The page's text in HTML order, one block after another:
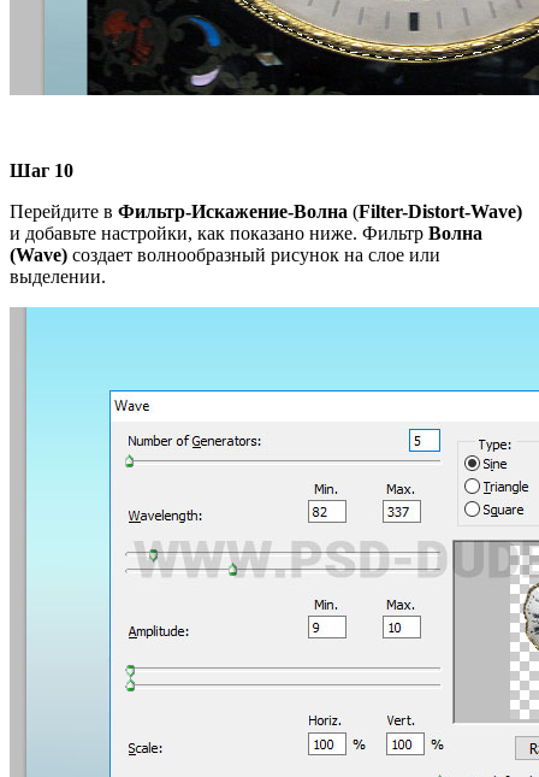
Шаг 10
Перейдите в Фильтр-Искажение-Волна (Filter-Distort-Wave)
и добавьте настройки, как показано ниже. Фильтр Волна
(Wave) создает волнообразный рисунок на слое или
выделении.